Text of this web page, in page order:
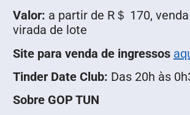
Valor: a partir de R＄ 170,
virada de lote
Site para venda de ingressos
Tinder Date Club: Das 20h às
Sobre GOP TUN